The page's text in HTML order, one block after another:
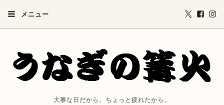
メニュー
大事な日だから、ちょっと疲れたから、